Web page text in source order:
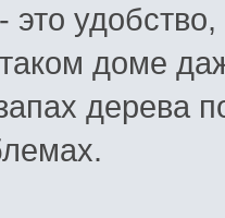
удобство,
доме
дерева